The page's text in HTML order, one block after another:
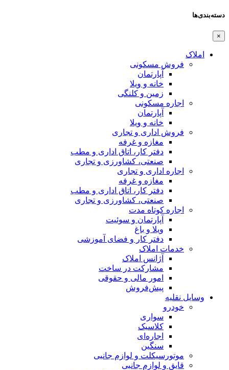
دسته‌بندی‌ها
×
املاک
فروش مسکونی
آپارتمان
خانه و ویلا
زمین و کلنگی
اجاره مسکونی
آپارتمان
خانه و ویلا
فروش اداری و تجاری
مغازه و غرفه
دفتر کار، اتاق اداری و مطب
صنعتی،‌ کشاورزی و تجاری
اجاره اداری و تجاری
مغازه و غرفه
دفتر کار، اتاق اداری و مطب
صنعتی،‌ کشاورزی و تجاری
اجاره کوتاه مدت
آپارتمان و سوئیت
ویلا و باغ
دفتر کار و فضای آموزشی
خدمات املاک
آژانس املاک
مشارکت در ساخت
امور مالی و حقوقی
پیش‌فروش
وسایل نقلیه
خودرو
سواری
کلاسیک
اجاره‌ای
سنگین
موتورسیکلت و لوازم جانبی
قایق و لوازم جانبی